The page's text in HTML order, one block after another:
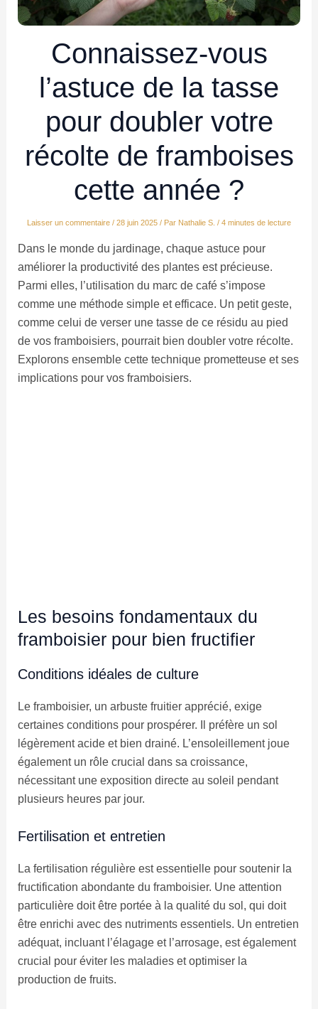
Connaissez-vous
l’astuce de la tasse
pour doubler votre
récolte de framboises
cette année ?
Laisser un commentaire / 28 juin 2025 / Par Nathalie S. / 4 minutes de lecture
Dans le monde du jardinage, chaque astuce pour
améliorer la productivité des plantes est précieuse.
Parmi elles, l’utilisation du marc de café s’impose
comme une méthode simple et efficace. Un petit geste,
comme celui de verser une tasse de ce résidu au pied
de vos framboisiers, pourrait bien doubler votre récolte.
Explorons ensemble cette technique prometteuse et ses
implications pour vos framboisiers.
Les besoins fondamentaux du
framboisier pour bien fructifier
Conditions idéales de culture
Le framboisier, un arbuste fruitier apprécié, exige
certaines conditions pour prospérer. Il préfère un sol
légèrement acide et bien drainé. L’ensoleillement joue
également un rôle crucial dans sa croissance,
nécessitant une exposition directe au soleil pendant
plusieurs heures par jour.
Fertilisation et entretien
La fertilisation régulière est essentielle pour soutenir la
fructification abondante du framboisier. Une attention
particulière doit être portée à la qualité du sol, qui doit
être enrichi avec des nutriments essentiels. Un entretien
adéquat, incluant l’élagage et l’arrosage, est également
crucial pour éviter les maladies et optimiser la
production de fruits.